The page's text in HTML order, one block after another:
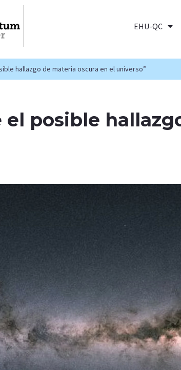
EHU-QC
hallazgo de materia oscura en el universo”
el posible